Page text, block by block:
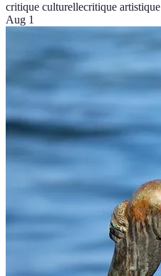
critique culturellecritique artistique
Aug 1